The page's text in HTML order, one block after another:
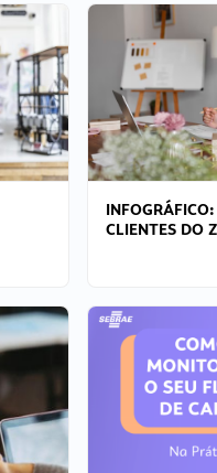
CLIENTES DO